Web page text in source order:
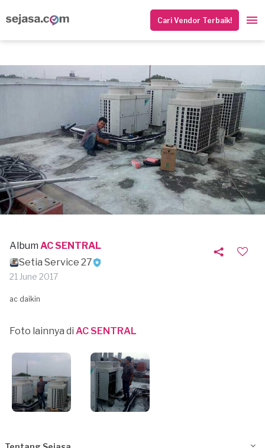
Cari Vendor Terbaik!
Album AC SENTRAL
Setia Service 27
21 June 2017
ac daikin
Foto lainnya di AC SENTRAL